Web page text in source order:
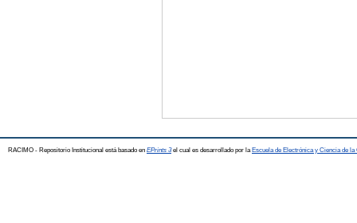
RACIMO - Repositorio Institucional está basado en EPrints 3el cual es desarrollado por la Escuela de Electrónica y Ciencia de la